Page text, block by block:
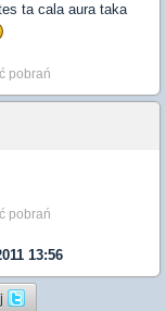
ta cala aura taka
pobrań
pobrań
13:56